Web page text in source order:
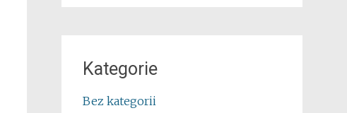
Kategorie
Bez kategorii